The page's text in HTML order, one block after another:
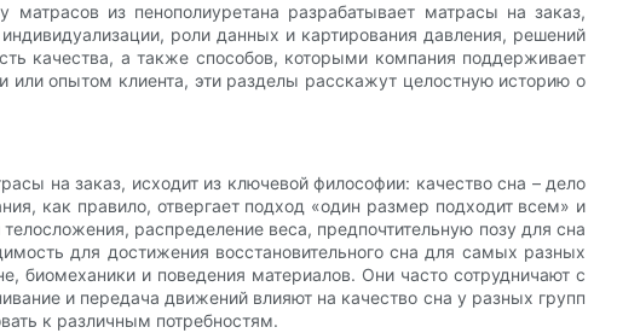
из пенополиуретана разрабатывает матрасы на заказ,
роли данных и картирования давления, решений
качества, а также способов, которыми компания поддерживает
или опытом клиента, эти разделы расскажут целостную историю о
на заказ, исходит из ключевой философии: качество сна – дело
как правило, отвергает подход «один размер подходит всем» и
распределение веса, предпочтительную позу для сна
для достижения восстановительного сна для самых разных
биомеханики и поведения материалов. Они часто сотрудничают с
и передача движений влияют на качество сна у разных групп
к различным потребностям.